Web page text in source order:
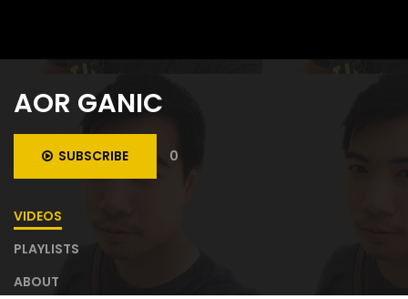
AOR GANIC
SUBSCRIBE 0
VIDEOS
PLAYLISTS
ABOUT